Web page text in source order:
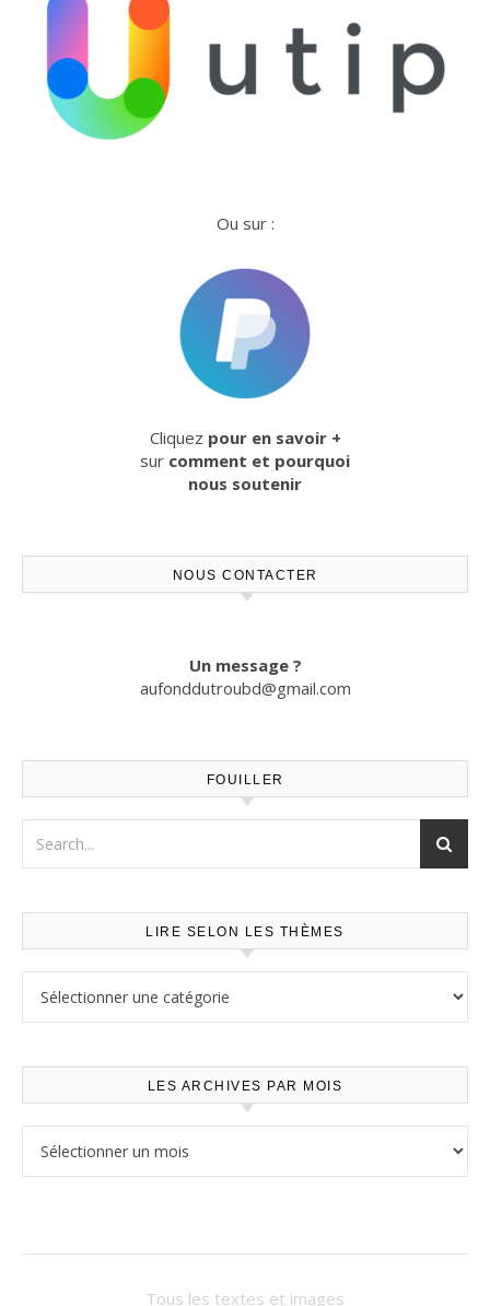
Ou sur :
Cliquez pour en savoir +
sur comment et pourquoi
nous soutenir
NOUS CONTACTER
Un message ?
aufonddutroubd@gmail.com
FOUILLER
LIRE SELON LES THÈMES
LES ARCHIVES PAR MOIS
Tous les textes et images